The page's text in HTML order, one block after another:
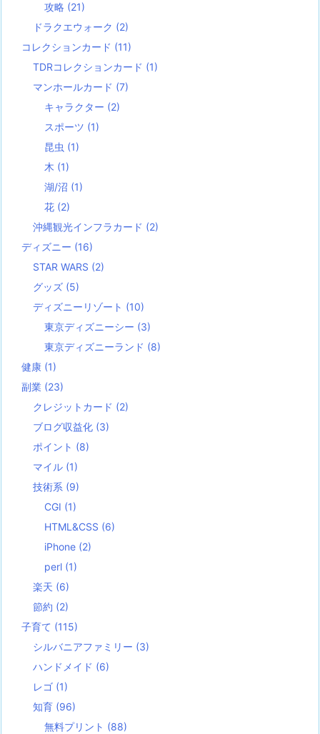
攻略 (21)
ドラクエウォーク (2)
コレクションカード (11)
TDRコレクションカード (1)
マンホールカード (7)
キャラクター (2)
スポーツ (1)
昆虫 (1)
木 (1)
湖/沼 (1)
花 (2)
沖縄観光インフラカード (2)
ディズニー (16)
STAR WARS (2)
グッズ (5)
ディズニーリゾート (10)
東京ディズニーシー (3)
東京ディズニーランド (8)
健康 (1)
副業 (23)
クレジットカード (2)
ブログ収益化 (3)
ポイント (8)
マイル (1)
技術系 (9)
CGI (1)
HTML&CSS (6)
iPhone (2)
perl (1)
楽天 (6)
節約 (2)
子育て (115)
シルバニアファミリー (3)
ハンドメイド (6)
レゴ (1)
知育 (96)
無料プリント (88)